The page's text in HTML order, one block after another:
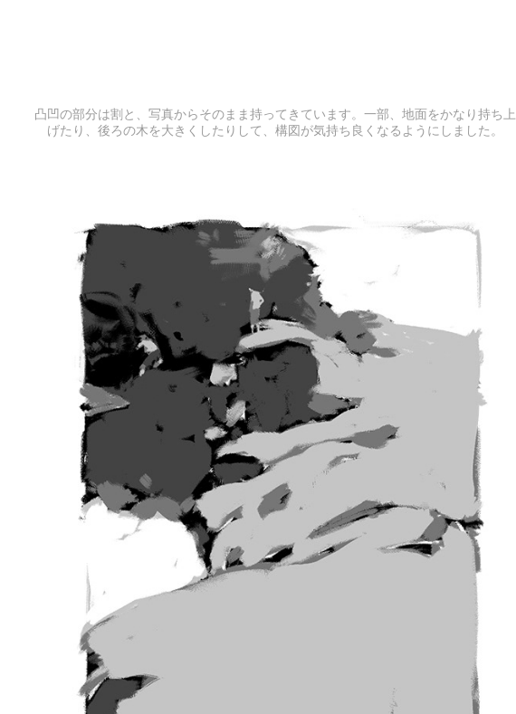
凸凹の部分は割と、写真からそのまま持ってきています。一部、地面をかなり持ち上
げたり、後ろの木を大きくしたりして、構図が気持ち良くなるようにしました。